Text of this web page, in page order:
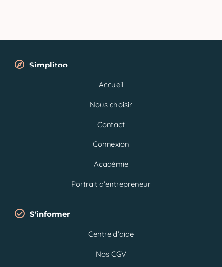
Simplitoo
Accueil
Nous choisir
Contact
Connexion
Académie
Portrait d’entrepreneur
S'informer
Centre d’aide
Nos CGV